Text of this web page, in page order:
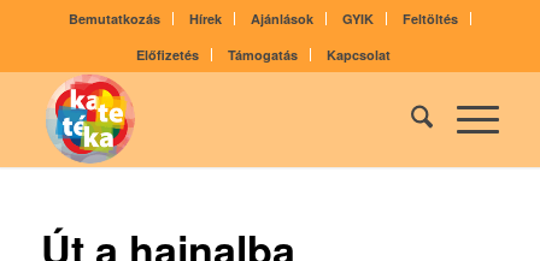
Bemutatkozás Hírek Ajánlások GYIK
Feltöltés
Előfizetés
Támogatás Kapcsolat
Út a hajnalba